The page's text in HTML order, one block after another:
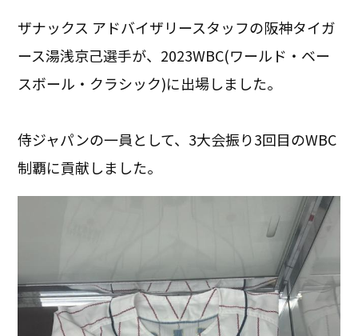
ザナックス アドバイザリースタッフの阪神タイガ
ース湯浅京己選手が、2023WBC(ワールド・ベー
スボール・クラシック)に出場しました。
侍ジャパンの一員として、3大会振り3回目のWBC
制覇に貢献しました。